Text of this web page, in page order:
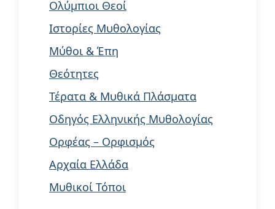
Ολύμπιοι Θεοί
Ιστορίες Μυθολογίας
Μύθοι & Έπη
Θεότητες
Τέρατα & Μυθικά Πλάσματα
Οδηγός Ελληνικής Μυθολογίας
Ορφέας – Ορφισμός
Αρχαία Ελλάδα
Μυθικοί Τόποι